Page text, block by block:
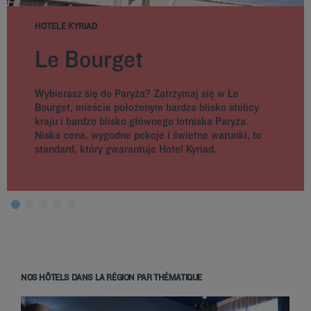
HOTELE KYRIAD
Le Bourget
Wybierasz się do Paryża? Zatrzymaj się w Le
Bourget, mieście położonym bardzo blisko stolicy
kraju i bardzo blisko głównego lotniska Paryża.
Niska cena, wygodne pokoje i świetne warunki, to
standard, który gwarantuje Hotel Kyriad.
NOS HÔTELS DANS LA RÉGION PAR THÉMATIQUE